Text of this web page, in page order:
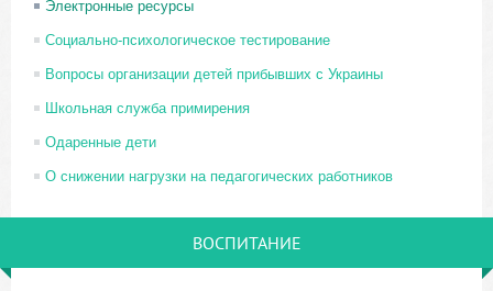
Электронные ресурсы
Социально-психологическое тестирование
Вопросы организации детей прибывших с Украины
Школьная служба примирения
Одаренные дети
О снижении нагрузки на педагогических работников
ВОСПИТАНИЕ